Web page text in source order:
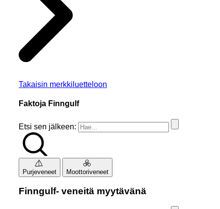
Takaisin merkkiluetteloon
Faktoja Finngulf
Etsi sen jälkeen:
Purjeveneet Moottoriveneet
Finngulf- veneitä myytävänä